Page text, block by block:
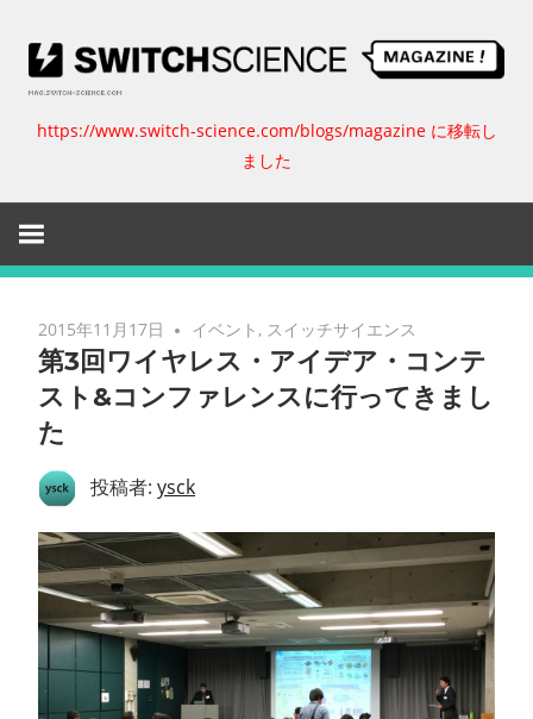
ッ
ス
イ
ッ
チ
サ
ン
ス
マ
https://www.switch-science.com/blogs/magazine に移転し
ました
2015年11月17日 イベント , スイッチサイエンス
第3回ワイヤレス・アイデア・コンテ
スト&コンファレンスに行ってきまし
た
投稿者: ysck